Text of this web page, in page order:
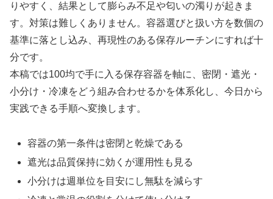
りやすく、結果として膨らみ不足や匂いの濁りが起きま
す。対策は難しくありません。容器選びと扱い方を数個の
基準に落とし込み、再現性のある保存ルーチンにすれば十
分です。
本稿では100均で手に入る保存容器を軸に、密閉・遮光・
小分け・冷凍をどう組み合わせるかを体系化し、今日から
実践できる手順へ変換します。
容器の第一条件は密閉と乾燥である
遮光は品質保持に効くが運用性も見る
小分けは週単位を目安にし無駄を減らす